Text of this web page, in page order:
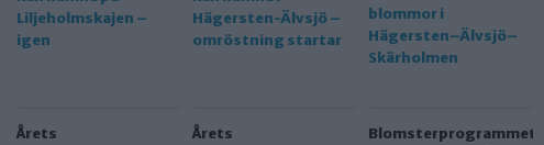
Årets
Årets
Blomsterprogrammet